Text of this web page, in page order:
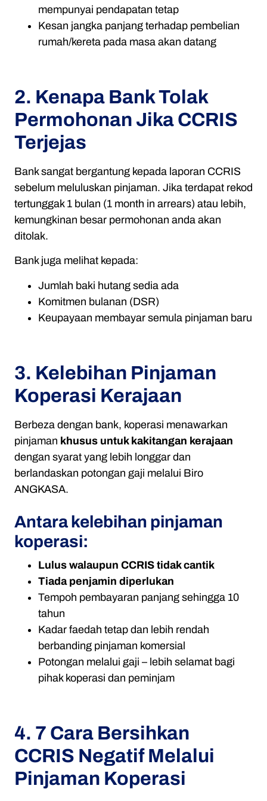
mempunyai pendapatan tetap
Kesan jangka panjang terhadap pembelian
rumah/kereta pada masa akan datang
2. Kenapa Bank Tolak
Permohonan Jika CCRIS
Terjejas
Bank sangat bergantung kepada laporan CCRIS
sebelum meluluskan pinjaman. Jika terdapat rekod
tertunggak 1 bulan (1 month in arrears) atau lebih,
kemungkinan besar permohonan anda akan
ditolak.
Bank juga melihat kepada:
Jumlah baki hutang sedia ada
Komitmen bulanan (DSR)
Keupayaan membayar semula pinjaman baru
3. Kelebihan Pinjaman
Koperasi Kerajaan
Berbeza dengan bank, koperasi menawarkan
pinjaman khusus untuk kakitangan kerajaan
dengan syarat yang lebih longgar dan
berlandaskan potongan gaji melalui Biro
ANGKASA.
Antara kelebihan pinjaman
koperasi:
Lulus walaupun CCRIS tidak cantik
Tiada penjamin diperlukan
Tempoh pembayaran panjang sehingga 10
tahun
Kadar faedah tetap dan lebih rendah
berbanding pinjaman komersial
Potongan melalui gaji – lebih selamat bagi
pihak koperasi dan peminjam
4. 7 Cara Bersihkan
CCRIS Negatif Melalui
Pinjaman Koperasi